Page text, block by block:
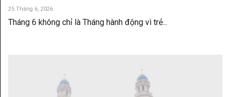
25 Tháng 6, 2026
Tháng 6 không chỉ là Tháng hành động vì trẻ...